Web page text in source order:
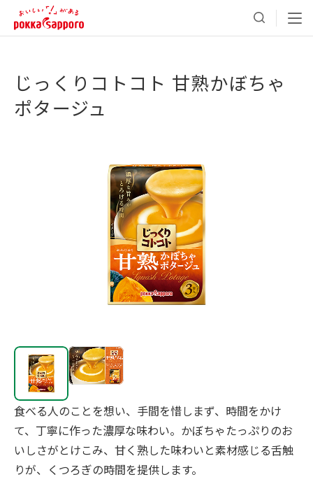
じっくりコトコト 甘熟かぼちゃ
ポタージュ
食べる人のことを想い、手間を惜しまず、時間をかけ
て、丁寧に作った濃厚な味わい。かぼちゃたっぷりのお
いしさがとけこみ、甘く熟した味わいと素材感じる舌触
りが、くつろぎの時間を提供します。